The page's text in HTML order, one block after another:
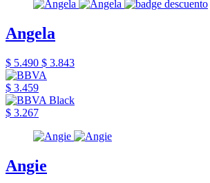
Angela
$ 5.490 $ 3.843
$ 3.459
$ 3.267
Angie